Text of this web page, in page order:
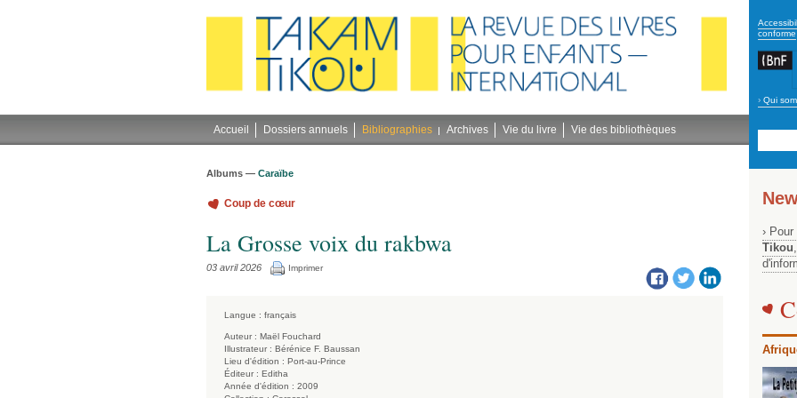
conforme
› Qui
Accueil Dossiers annuels Bibliographies Archives Vie du livre Vie des bibliothèques
Albums — Caraïbe
Coup de cœur
La Grosse voix du rakbwa
03 avril 2026 Imprimer
Langue : français
Auteur : Maël Fouchard
Illustrateur : Bérénice F. Baussan
Lieu d'édition : Port-au-Prince
Éditeur : Editha
Année d'édition : 2009
›
Tikou